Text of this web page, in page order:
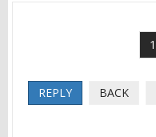
1
REPLY BACK